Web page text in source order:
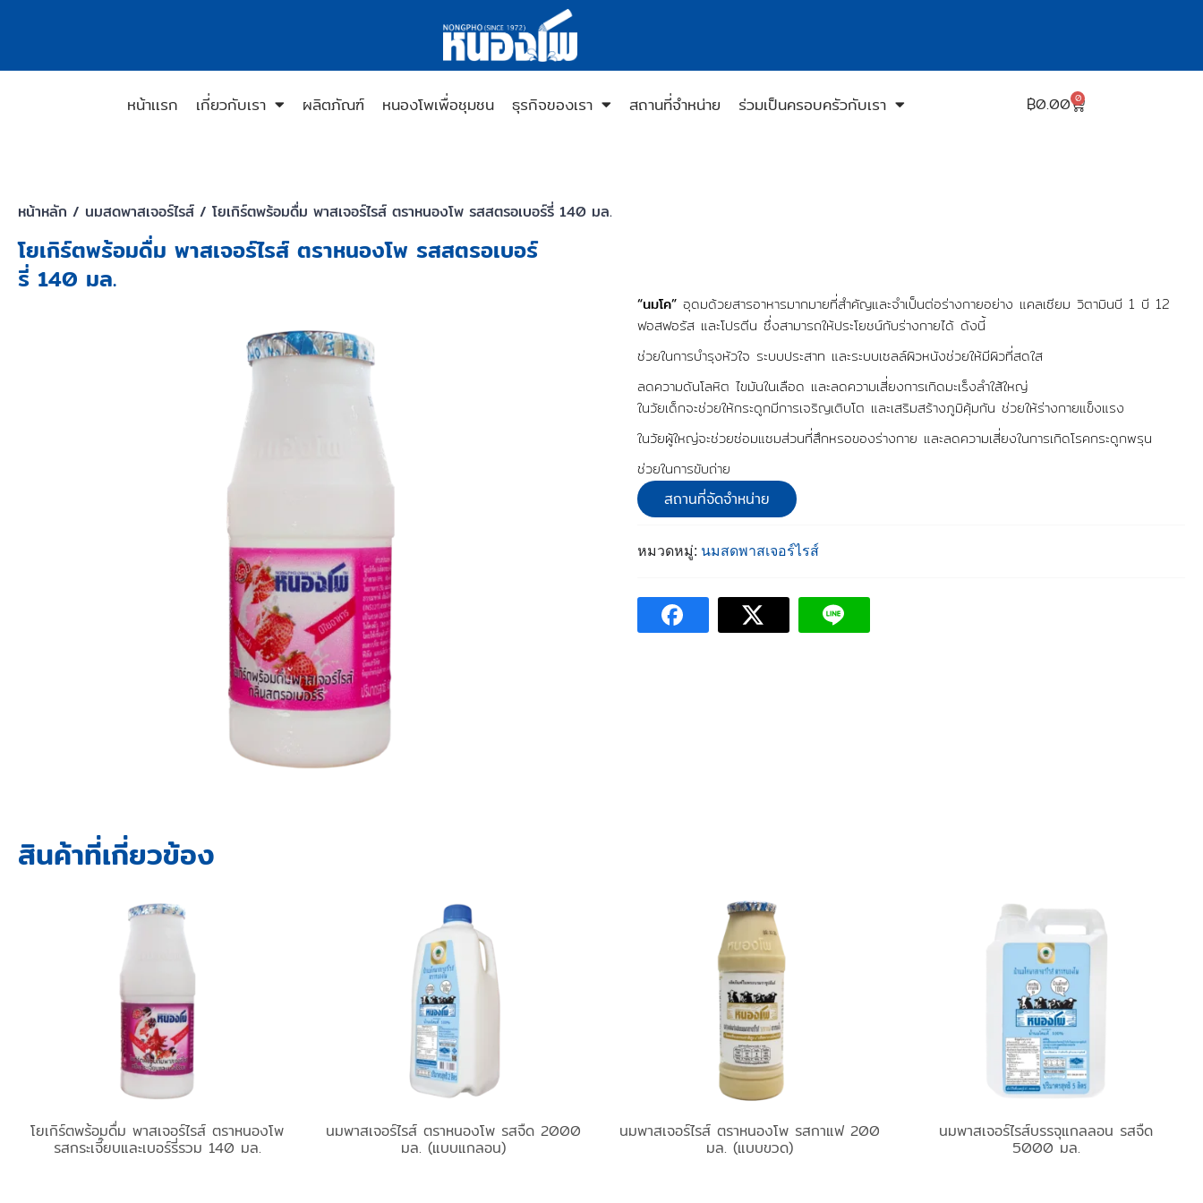
หน้าเเรก เกี่ยวกับเรา ผลิตภัณฑ์ หนองโพเพื่อชุมชน ธุรกิจของเรา สถานที่จำหน่าย ร่วมเป็นครอบครัวกับเรา ฿0.00 0
หน้าหลัก / นมสดพาสเจอร์ไรส์ / โยเกิร์ตพร้อมดื่ม พาสเจอร์ไรส์ ตราหนองโพ รสสตรอเบอร์รี่ 140 มล.
โยเกิร์ตพร้อมดื่ม พาสเจอร์ไรส์ ตราหนองโพ รสสตรอเบอร์
รี่ 140 มล.
“นมโค” อุดมด้วยสารอาหารมากมายที่สำคัญและจำเป็นต่อร่างกายอย่าง แคลเซียม วิตามินบี 1 บี 12
ฟอสฟอรัส และโปรตีน ซึ่งสามารถให้ประโยชน์กับร่างกายได้ ดังนี้
ช่วยในการบำรุงหัวใจ ระบบประสาท และระบบเซลล์ผิวหนังช่วยให้มีผิวที่สดใส
ลดความดันโลหิต ไขมันในเลือด และลดความเสี่ยงการเกิดมะเร็งลำใส้ใหญ่
ในวัยเด็กจะช่วยให้กระดูกมีการเจริญเติบโต และเสริมสร้างภูมิคุ้มกัน ช่วยให้ร่างกายแข็งแรง
ในวัยผู้ใหญ่จะช่วยซ่อมแซมส่วนที่สึกหรอของร่างกาย และลดความเสี่ยงในการเกิดโรคกระดูกพรุน
ช่วยในการขับถ่าย
สถานที่จัดจำหน่าย
หมวดหมู่: นมสดพาสเจอร์ไรส์
สินค้าที่เกี่ยวข้อง
โยเกิร์ตพร้อมดื่ม พาสเจอร์ไรส์ ตราหนองโพ
รสกระเจี๊ยบและเบอร์รี่รวม 140 มล.
นมพาสเจอร์ไรส์ ตราหนองโพ รสจืด 2000
มล. (แบบแกลอน)
นมพาสเจอร์ไรส์ ตราหนองโพ รสกาแฟ 200
มล. (แบบขวด)
นมพาสเจอร์ไรส์บรรจุแกลลอน รสจืด
5000 มล.